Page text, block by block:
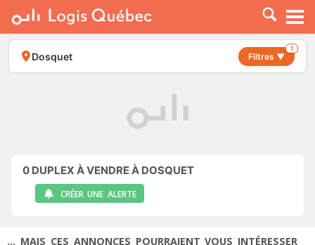
À LOUER
À VENDRE
PLACER UNE ANNONCE
Dosquet Filtres ▼
1
0 DUPLEX À VENDRE À DOSQUET
CRÉER UNE ALERTE
... MAIS CES ANNONCES POURRAIENT VOUS INTÉRESSER